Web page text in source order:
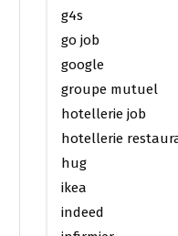
g4s
go job
google
groupe mutuel
hotellerie job
hotellerie
hug
ikea
indeed